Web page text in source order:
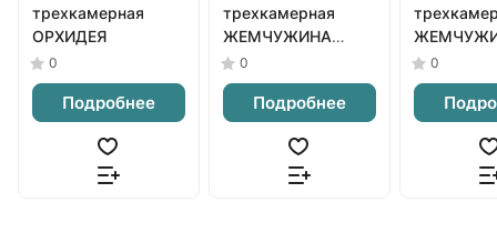
трехкамерная
ОРХИДЕЯ
0
Подробнее
трехкамерная
ЖЕМЧУЖИНА
серая
0
Подробнее
белая
0